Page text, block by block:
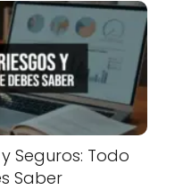
Seguros: Todo
Saber